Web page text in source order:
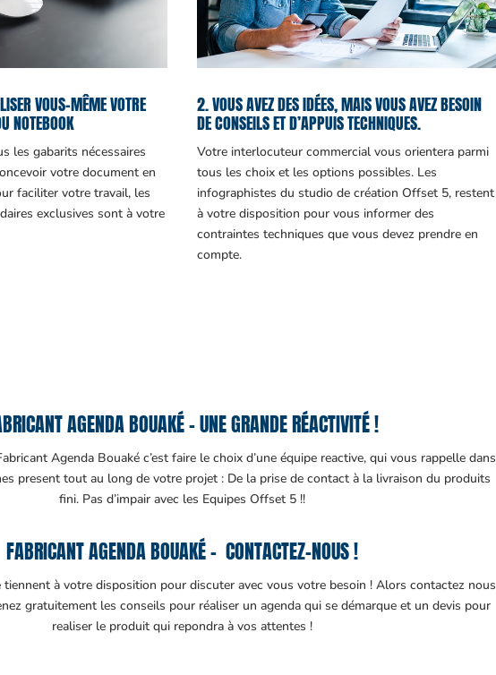
VOUS-MÊME VOTRE
NOTEBOOK
les gabarits nécessaires
votre document en
faciliter votre travail, les
exclusives sont à votre
2. VOUS AVEZ DES IDÉES, MAIS VOUS AVEZ BESOIN
DE CONSEILS ET D’APPUIS TECHNIQUES.
Votre interlocuteur commercial vous orientera parmi
tous les choix et les options possibles. Les
infographistes du studio de création Offset 5, restent
à votre disposition pour vous informer des
contraintes techniques que vous devez prendre en
compte.
AGENDA BOUAKÉ – UNE GRANDE RÉACTIVITÉ !
Agenda Bouaké c’est faire le choix d’une équipe reactive, qui vous rappelle dans
present tout au long de votre projet : De la prise de contact à la livraison du produits
fini. Pas d’impair avec les Equipes Offset 5 !!
FABRICANT AGENDA BOUAKÉ – CONTACTEZ-NOUS !
tiennent à votre disposition pour discuter avec vous votre besoin ! Alors contactez nous
gratuitement les conseils pour réaliser un agenda qui se démarque et un devis pour
realiser le produit qui repondra à vos attentes !